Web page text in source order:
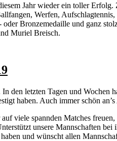
Jahr wieder ein toller
Werfen,
Bronzemedaille und ganz
Muriel Breisch.
den letzten Tagen und Wochen
haben. Auch immer schön
viele spannden Matches
unsere Mannschaften
und wünscht allen